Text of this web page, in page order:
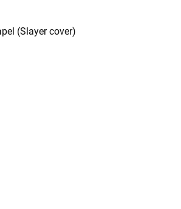
(Slayer cover)